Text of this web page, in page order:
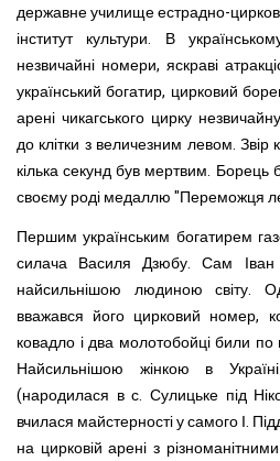
державне училище естрадно-
інститут культури. В
незвичайні номери, яскраві
український богатир, цирковий
арені чикагського цирку
до клітки з величезним левом.
кілька секунд був мертвим.
своєму роді медаллю "Переможця
Першим українським богатирем
силача Василя Дзюбу. Сам Іван
найсильнішою людиною світу.
вважався його цирковий номер,
ковадло і два молотобойці били
Найсильнішою жінкою в
(народилася в с. Сулицьке під
вчилася майстерності у самого І.
на цирковій арені з